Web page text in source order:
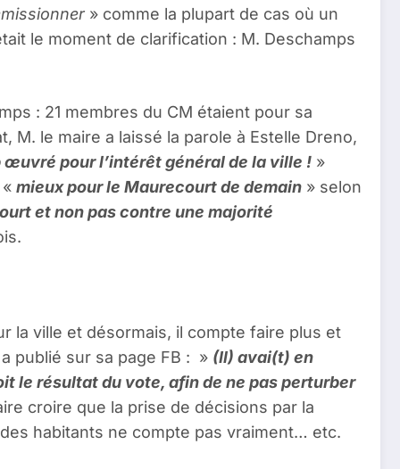
» comme la plupart de cas où un
le moment de clarification : M. Deschamps
: 21 membres du CM étaient pour sa
le maire a laissé la parole à Estelle Dreno,
œuvré pour l’intérêt général de la ville ! »
mieux pour le Maurecourt de demain » selon
et non pas contre une majorité
la ville et désormais, il compte faire plus et
publié sur sa page FB : » (Il) avai(t) en
le résultat du vote, afin de ne pas perturber
croire que la prise de décisions par la
habitants ne compte pas vraiment… etc.